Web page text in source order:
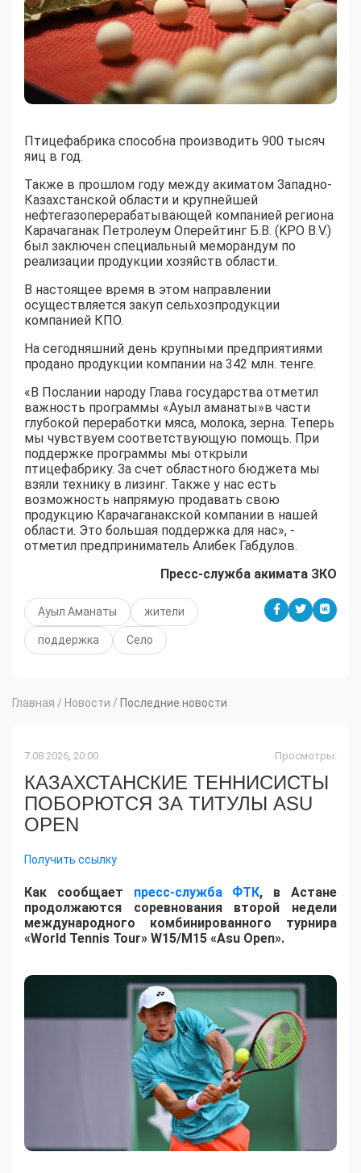
Птицефабрика способна производить 900 тысяч
яиц в год.
Также в прошлом году между акиматом Западно-
Казахстанской области и крупнейшей
нефтегазоперерабатывающей компанией региона
Карачаганак Петролеум Оперейтинг Б.В. (KPO B.V.)
был заключен специальный меморандум по
реализации продукции хозяйств области.
В настоящее время в этом направлении
осуществляется закуп сельхозпродукции
компанией КПО.
На сегодняшний день крупными предприятиями
продано продукции компании на 342 млн. тенге.
«В Послании народу Глава государства отметил
важность программы «Ауыл аманаты»в части
глубокой переработки мяса, молока, зерна. Теперь
мы чувствуем соответствующую помощь. При
поддержке программы мы открыли
птицефабрику. За счет областного бюджета мы
взяли технику в лизинг. Также у нас есть
возможность напрямую продавать свою
продукцию Карачаганакской компании в нашей
области. Это большая поддержка для нас», -
отметил предприниматель Алибек Габдулов.
Пресс-служба акимата ЗКО
Ауыл Аманаты жители
поддержка Село
Главная / Новости / Последние новости
7.08.2026, 20:00 Просмотры:
КАЗАХСТАНСКИЕ ТЕННИСИСТЫ
ПОБОРЮТСЯ ЗА ТИТУЛЫ ASU
OPEN
Получить ссылку
Как сообщает пресс-служба ФТК, в Астане
продолжаются соревнования второй недели
международного комбинированного турнира
«World Tennis Tour» W15/M15 «Asu Open».